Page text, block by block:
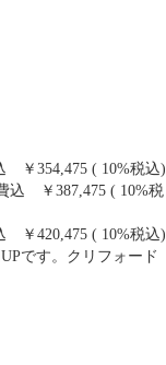
￥354,475 ( 10%税込)
込 ￥387,475 ( 10%税
￥420,475 ( 10%税込)
です。クリフォード